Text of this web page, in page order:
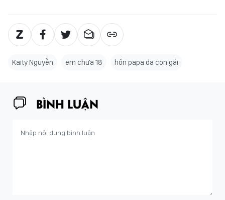
Kaity Nguyễn em chưa 18 hồn papa da con gái
BÌNH LUẬN